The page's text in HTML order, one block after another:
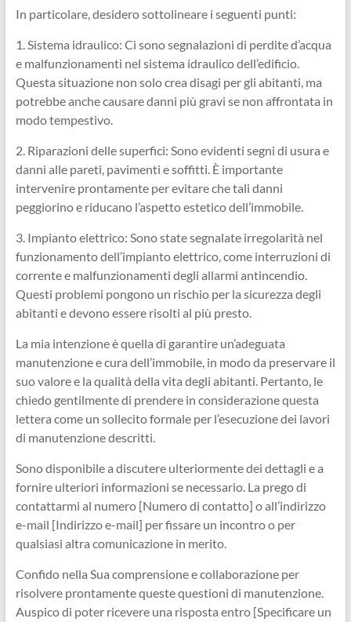
In particolare, desidero sottolineare i seguenti punti:
1. Sistema idraulico: Ci sono segnalazioni di perdite d’acqua
e malfunzionamenti nel sistema idraulico dell’edificio.
Questa situazione non solo crea disagi per gli abitanti, ma
potrebbe anche causare danni più gravi se non affrontata in
modo tempestivo.
2. Riparazioni delle superfici: Sono evidenti segni di usura e
danni alle pareti, pavimenti e soffitti. È importante
intervenire prontamente per evitare che tali danni
peggiorino e riducano l’aspetto estetico dell’immobile.
3. Impianto elettrico: Sono state segnalate irregolarità nel
funzionamento dell’impianto elettrico, come interruzioni di
corrente e malfunzionamenti degli allarmi antincendio.
Questi problemi pongono un rischio per la sicurezza degli
abitanti e devono essere risolti al più presto.
La mia intenzione è quella di garantire un’adeguata
manutenzione e cura dell’immobile, in modo da preservare il
suo valore e la qualità della vita degli abitanti. Pertanto, le
chiedo gentilmente di prendere in considerazione questa
lettera come un sollecito formale per l’esecuzione dei lavori
di manutenzione descritti.
Sono disponibile a discutere ulteriormente dei dettagli e a
fornire ulteriori informazioni se necessario. La prego di
contattarmi al numero [Numero di contatto] o all’indirizzo
e-mail [Indirizzo e-mail] per fissare un incontro o per
qualsiasi altra comunicazione in merito.
Confido nella Sua comprensione e collaborazione per
risolvere prontamente queste questioni di manutenzione.
Auspico di poter ricevere una risposta entro [Specificare un